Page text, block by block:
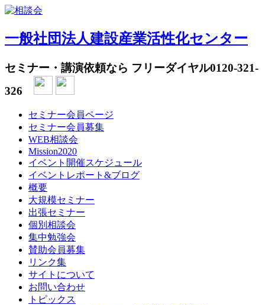
一般社団法人建設産業活性化センター
セミナー・講演依頼なら フリーダイヤル0120-321-
326
セミナー会員ページ
セミナー会員募集
WEB相談会
Mission2020
イベント開催スケジュール
イベントレポート&ブログ
概要
大規模セミナー
出張セミナー
個別相談会
集中勉強会
賛助会員募集
リンク集
サイトについて
お問い合わせ
トピックス